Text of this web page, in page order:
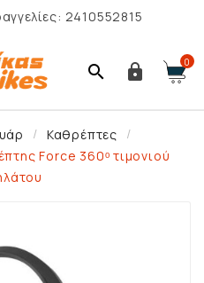
2410552815
  0
Καθρέπτες
Force 360ᵒ τιμονιού